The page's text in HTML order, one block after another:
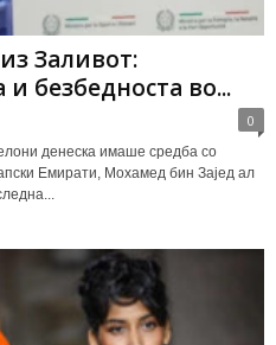
Заливот:
и безбедноста во...
0
денеска имаше средба со
Емирати, Мохамед бин Зајед ал